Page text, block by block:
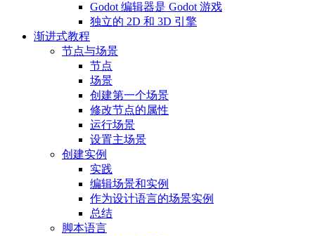
Godot 编辑器是 Godot 游戏
独立的 2D 和 3D 引擎
渐进式教程
节点与场景
节点
场景
创建第一个场景
修改节点的属性
运行场景
设置主场景
创建实例
实践
编辑场景和实例
作为设计语言的场景实例
总结
脚本语言